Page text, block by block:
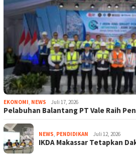
EKONOMI NEWS Juli 17, 2026
Pelabuhan Balantang PT Vale Raih
NEWS PENDIDIKAN Juli 12, 2026
IKDA Makassar Tetapkan